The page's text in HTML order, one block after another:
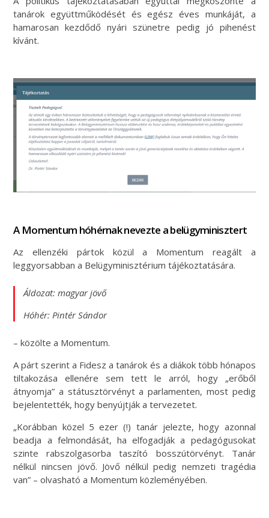
tanárok együttműködését és egész éves munkáját, a
hamarosan kezdődő nyári szünetre pedig jó pihenést
kívánt.
A Momentum hóhérnak nevezte a belügyminisztert
Az ellenzéki pártok közül a Momentum reagált a
leggyorsabban a Belügyminisztérium tájékoztatására.
Áldozat: magyar jövő
Hóhér: Pintér Sándor
– közölte a Momentum.
A párt szerint a Fidesz a tanárok és a diákok több hónapos
tiltakozása ellenére sem tett le arról, hogy „erőből
átnyomja” a státusztörvényt a parlamenten, most pedig
bejelentették, hogy benyújtják a tervezetet.
„Korábban közel 5 ezer (!) tanár jelezte, hogy azonnal
beadja a felmondását, ha elfogadják a pedagógusokat
szinte rabszolgasorba taszító bosszútörvényt. Tanár
nélkül nincsen jövő. Jövő nélkül pedig nemzeti tragédia
van” – olvasható a Momentum közleményében.